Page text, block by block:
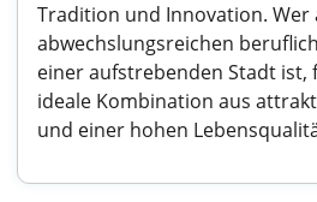
Tradition und Innovation. Wer
abwechslungsreichen
einer aufstrebenden Stadt ist,
ideale Kombination aus
und einer hohen